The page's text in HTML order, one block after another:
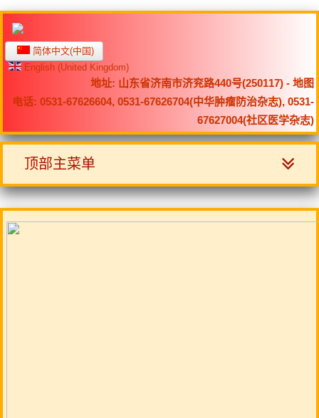
简体中文(中国)
English (United Kingdom)
地址: 山东省济南市济兖路440号(250117) - 地图
电话: 0531-67626604, 0531-67626704(中华肿瘤防治杂志), 0531-
67627004(社区医学杂志)
顶部主菜单